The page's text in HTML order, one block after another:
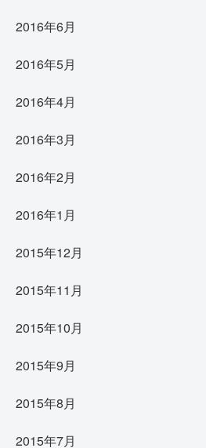
2016年6月
2016年5月
2016年4月
2016年3月
2016年2月
2016年1月
2015年12月
2015年11月
2015年10月
2015年9月
2015年8月
2015年7月